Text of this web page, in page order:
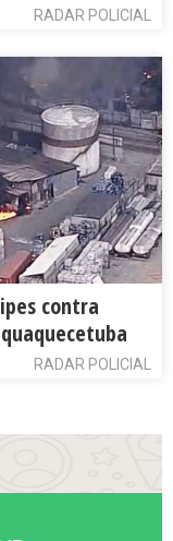
RADAR POLICIAL
contra
RADAR POLICIAL